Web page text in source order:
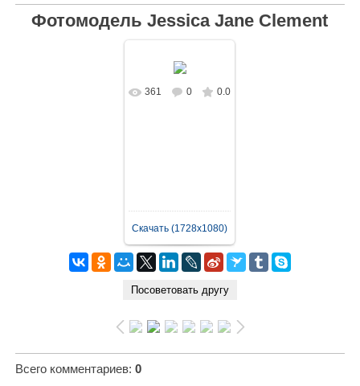
Фотомодель Jessica Jane Clement
В реальном
361 0 0.0
Скачать (1728x1080)
Всего комментариев: 0